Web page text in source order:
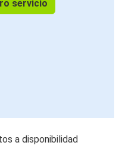
servicio
a disponibilidad